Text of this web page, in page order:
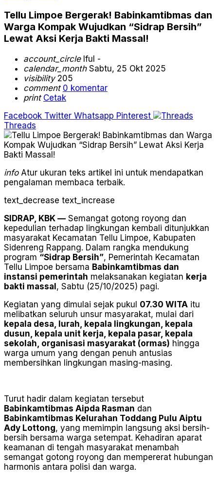
Tellu Limpoe Bergerak! Babinkamtibmas dan
Warga Kompak Wujudkan “Sidrap Bersih”
Lewat Aksi Kerja Bakti Massal!
account_circleIful -
calendar_monthSabtu, 25 Okt 2025
visibility205
comment 0 komentar
print Cetak
Facebook Twitter Whatsapp Pinterest
Threads
infoAtur ukuran teks artikel ini untuk mendapatkan
pengalaman membaca terbaik.
text_decrease text_increase
SIDRAP, KBK — Semangat gotong royong dan
kepedulian terhadap lingkungan kembali ditunjukkan
masyarakat Kecamatan Tellu Limpoe, Kabupaten
Sidenreng Rappang. Dalam rangka mendukung
program “Sidrap Bersih”, Pemerintah Kecamatan
Tellu Limpoe bersama Babinkamtibmas dan
instansi pemerintah melaksanakan kegiatan kerja
bakti massal, Sabtu (25/10/2025) pagi.
Kegiatan yang dimulai sejak pukul 07.30 WITA itu
melibatkan seluruh unsur masyarakat, mulai dari
kepala desa, lurah, kepala lingkungan, kepala
dusun, kepala unit kerja, kepala pasar, kepala
sekolah, organisasi masyarakat (ormas) hingga
warga umum yang dengan penuh antusias
membersihkan lingkungan masing-masing.
Turut hadir dalam kegiatan tersebut
Babinkamtibmas Aipda Rasman dan
Babinkamtibmas Kelurahan Toddang Pulu Aiptu
Ady Lottong, yang memimpin langsung aksi bersih-
bersih bersama warga setempat. Kehadiran aparat
keamanan di tengah masyarakat menambah
semangat gotong royong dan mempererat hubungan
harmonis antara polisi dan warga.